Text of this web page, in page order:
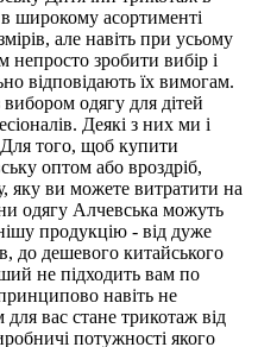
широкому асортименті
але навіть при усьому
непросто зробити вибір і
відповідають їх вимогам.
одягу для дітей
Деякі з них ми і
того, щоб купити
оптом або вроздріб,
яку ви можете витратити на
одягу Алчевська можуть
продукцію - від дуже
до дешевого китайського
не підходить вам по
навіть не
вас стане трикотаж від
потужності якого